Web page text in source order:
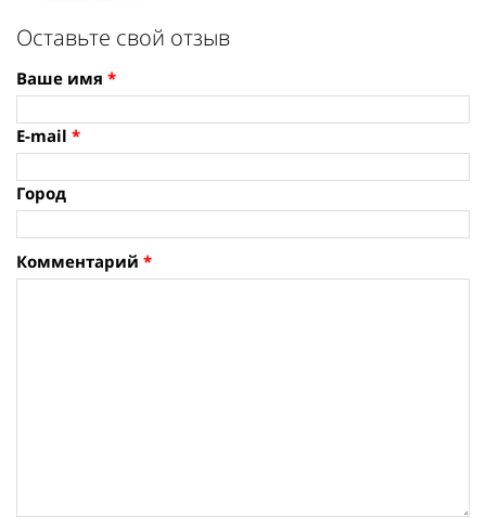
Оставьте свой отзыв
Ваше имя *
E-mail *
Город
Комментарий *